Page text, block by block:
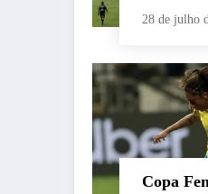
vaga nas
28 de julho
Copa